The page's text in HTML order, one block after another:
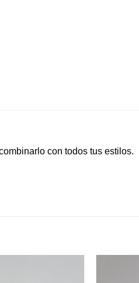
con todos tus estilos.